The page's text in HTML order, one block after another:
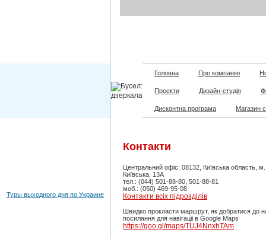
Головна Про компанію
Проекти Дизайн-студія
Дисконтна програма Магазин
Туры выходного дня по Украине
Контакти
Центральний офіс: 08132, Київська область,
Київська, 13А
тел.: (044) 501-88-80, 501-88-81
моб.: (050) 469-95-08
Контакти всіх підрозділів
Швидко прокласти маршрут, як добратися до
посилання для навігаціі в Google Maps
https://goo.gl/maps/TUJ4NnxhTAm